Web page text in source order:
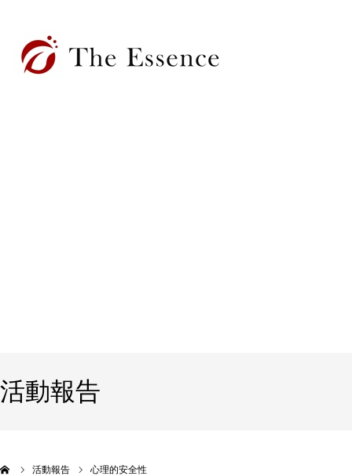
活動報告
活動報告 心理的安全性